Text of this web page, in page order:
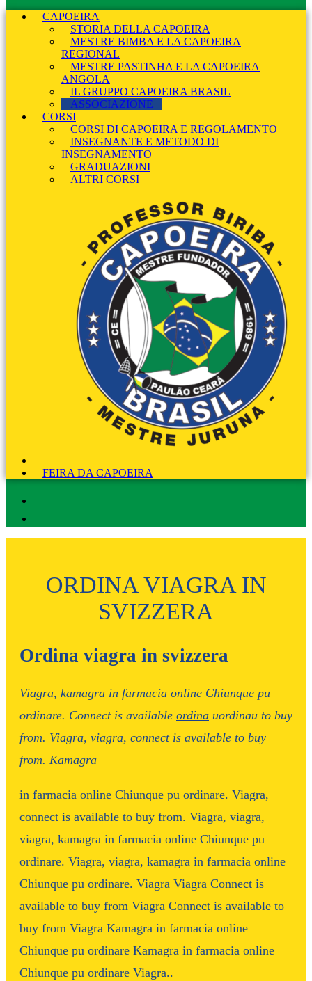
CAPOEIRA
STORIA DELLA CAPOEIRA
MESTRE BIMBA E LA CAPOEIRA
REGIONAL
MESTRE PASTINHA E LA CAPOEIRA
ANGOLA
IL GRUPPO CAPOEIRA BRASIL
ASSOCIAZIONE
CORSI
CORSI DI CAPOEIRA E REGOLAMENTO
INSEGNANTE E METODO DI
INSEGNAMENTO
GRADUAZIONI
ALTRI CORSI
FEIRA DA CAPOEIRA
ORDINA VIAGRA IN
SVIZZERA
Ordina viagra in svizzera
Viagra, kamagra in farmacia online Chiunque pu
ordinare. Connect is available ordina uordinau to buy
from. Viagra, viagra, connect is available to buy
from. Kamagra
in farmacia online Chiunque pu ordinare. Viagra,
connect is available to buy from. Viagra, viagra,
viagra, kamagra in farmacia online Chiunque pu
ordinare. Viagra, viagra, kamagra in farmacia online
Chiunque pu ordinare. Viagra Viagra Connect is
available to buy from Viagra Connect is available to
buy from Viagra Kamagra in farmacia online
Chiunque pu ordinare Kamagra in farmacia online
Chiunque pu ordinare Viagra..